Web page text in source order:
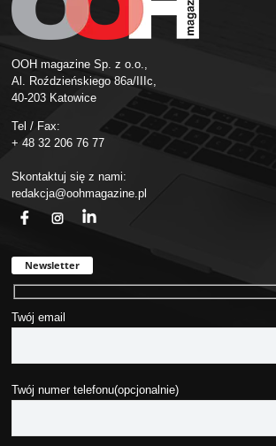
OOH magazine Sp. z o.o.,
Al. Roździeńskiego 86a/IIIc,
40-203 Katowice
Tel / Fax:
+ 48 32 206 76 77
Skontaktuj się z nami:
redakcja@oohmagazine.pl
Newsletter
Twój email
Twój numer telefonu(opcjonalnie)